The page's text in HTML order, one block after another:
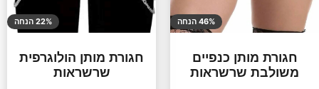
46% הנחה
חגורת מותן כנפיים
משולבת שרשראות
22% הנחה
חגורת מותן הולוגרפית
שרשראות